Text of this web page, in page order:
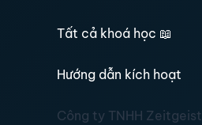
Tất cả khoá học 📖
Hướng dẫn kích hoạt
Công ty TNHH Zeitgeist